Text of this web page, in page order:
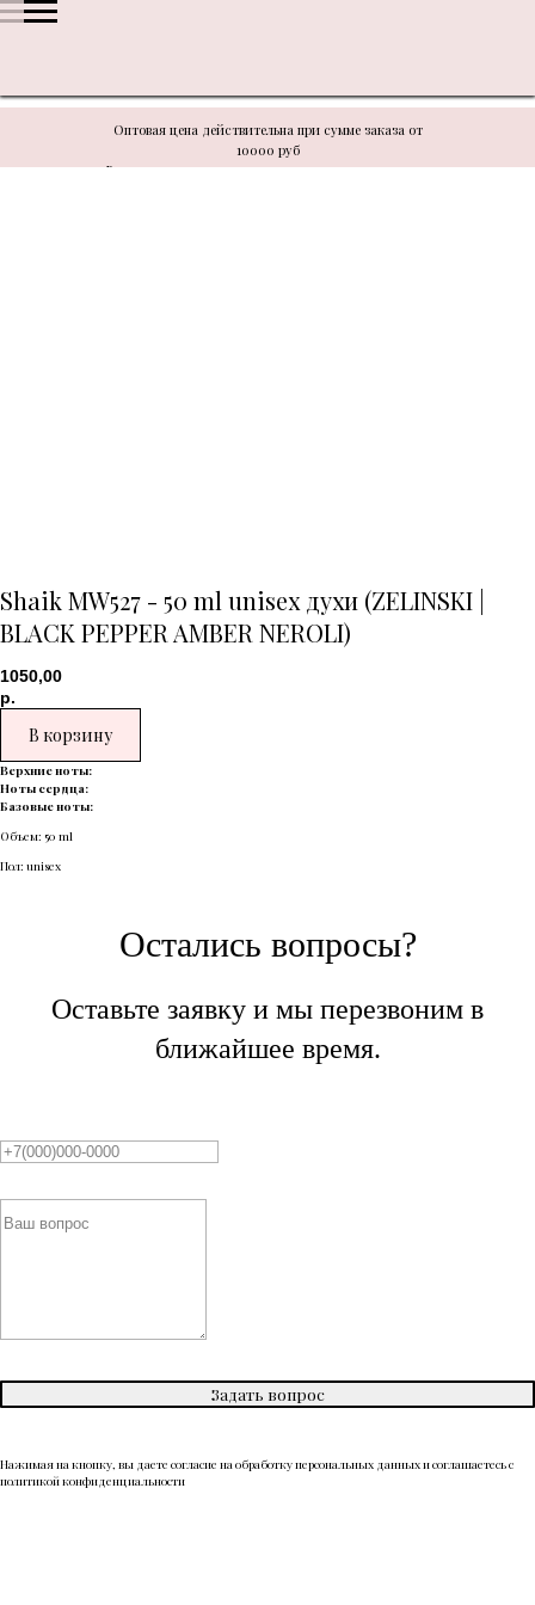
Оптовая цена действительна при сумме заказа от
10000 руб
В связи с техническими моментами цену уточнять у
Shaik MW527 - 50 ml unisex духи (ZELINSKI |
BLACK PEPPER AMBER NEROLI)
1050,00
р.
В корзину
Верхние ноты:
Ноты сердца:
Базовые ноты:
Объем: 50 ml
Пол: unisex
Остались вопросы?
Оставьте заявку и мы перезвоним в
ближайшее время.
Задать вопрос
Нажимая на кнопку, вы даете согласие на обработку персональных данных и соглашаетесь c
политикой конфиденциальности